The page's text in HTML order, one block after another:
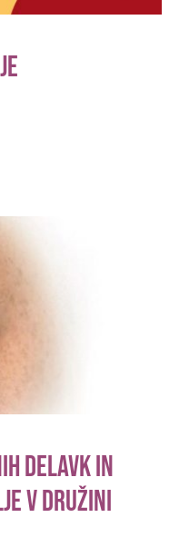
delavk in
v družini
delavk in
v družini